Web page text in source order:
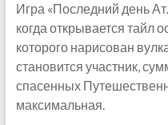
Игра «Последний день
когда открывается тайл
которого нарисован
становится участник,
спасенных
максимальная.